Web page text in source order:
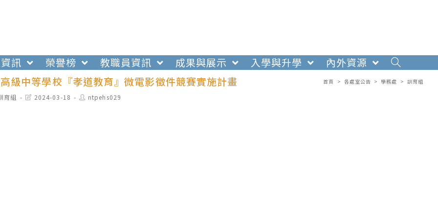
訊 榮譽榜 教職員資訊 成果與展示 入學與升學
內外資源
級中等學校『孝道教育』微電影徵件競賽實施計畫
首頁 > 各處室公告 > 學務處 > 訓育組
育組
Post2024-03-18
Post
author:
ntpehs029